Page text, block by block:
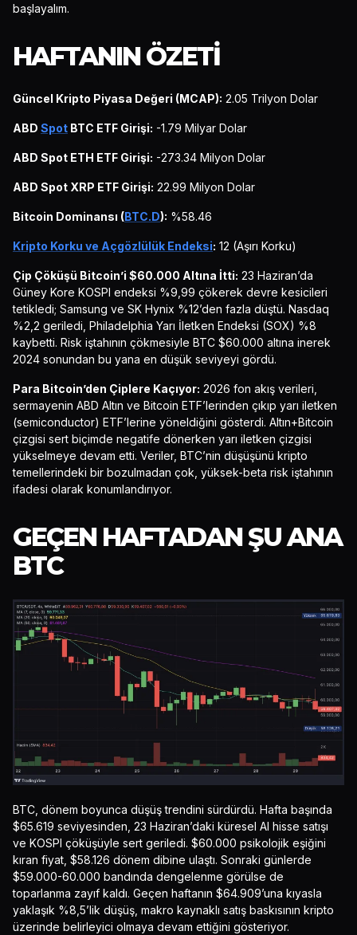
başlayalım.
HAFTANIN ÖZETI
Güncel Kripto Piyasa Değeri (MCAP): 2.05 Trilyon Dolar
ABD Spot BTC ETF Girişi: -1.79 Milyar Dolar
ABD Spot ETH ETF Girişi: -273.34 Milyon Dolar
ABD Spot XRP ETF Girişi: 22.99 Milyon Dolar
Bitcoin Dominansı (BTC.D): %58.46
Kripto Korku ve Açgözlülük Endeksi: 12 (Aşırı Korku)
Çip Çöküşü Bitcoin’i $60.000 Altına İtti: 23 Haziran’da
Güney Kore KOSPI endeksi %9,99 çökerek devre kesicileri
tetikledi; Samsung ve SK Hynix %12’den fazla düştü. Nasdaq
%2,2 geriledi, Philadelphia Yarı İletken Endeksi (SOX) %8
kaybetti. Risk iştahının çökmesiyle BTC $60.000 altına inerek
2024 sonundan bu yana en düşük seviyeyi gördü.
Para Bitcoin’den Çiplere Kaçıyor: 2026 fon akış verileri,
sermayenin ABD Altın ve Bitcoin ETF’lerinden çıkıp yarı iletken
(semiconductor) ETF’lerine yöneldiğini gösterdi. Altın+Bitcoin
çizgisi sert biçimde negatife dönerken yarı iletken çizgisi
yükselmeye devam etti. Veriler, BTC’nin düşüşünü kripto
temellerindeki bir bozulmadan çok, yüksek-beta risk iştahının
ifadesi olarak konumlandırıyor.
GEÇEN HAFTADAN ŞU ANA
BTC
BTC, dönem boyunca düşüş trendini sürdürdü. Hafta başında
$65.619 seviyesinden, 23 Haziran’daki küresel AI hisse satışı
ve KOSPI çöküşüyle sert geriledi. $60.000 psikolojik eşiğini
kıran fiyat, $58.126 dönem dibine ulaştı. Sonraki günlerde
$59.000-60.000 bandında dengelenme görülse de
toparlanma zayıf kaldı. Geçen haftanın $64.909’una kıyasla
yaklaşık %8,5’lik düşüş, makro kaynaklı satış baskısının kripto
üzerinde belirleyici olmaya devam ettiğini gösteriyor.